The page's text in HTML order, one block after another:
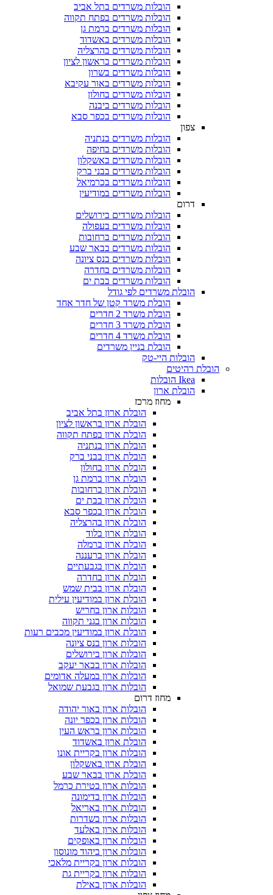
הובלות משרדים בתל אביב
הובלות משרדים בפתח תקווה
הובלות משרדים ברמת גן
הובלות משרדים באשדוד
הובלות משרדים בהרצליה
הובלות משרדים בראשון לציון
הובלות משרדים בשרון
הובלות משרדים באור עקיבא
הובלות משרדים בחולון
הובלות משרדים ביבנה
הובלות משרדים בכפר סבא
צפון
הובלות משרדים בנתניה
הובלות משרדים בחיפה
הובלות משרדים באשקלון
הובלות משרדים בבני ברק
הובלות משרדים בכרמיאל
הובלות משרדים במודיעין
דרום
הובלות משרדים בירושלים
הובלות משרדים בעפולה
הובלות משרדים ברחובות
הובלות משרדים בבאר שבע
הובלות משרדים בנס ציונה
הובלות משרדים בחדרה
הובלות משרדים בבת ים
הובלת משרדים לפי גודל
הובלת משרד קטן של חדר אחד
הובלת משרד 2 חדרים
הובלת משרד 3 חדרים
הובלת משרד 4 חדרים
הובלת בניין משרדים
הובלות היי-טק
הובלת רהיטים
Ikea הובלות
הובלת ארון
מחוז מרכז
הובלת ארון בתל אביב
הובלת ארון בראשון לציון
הובלת ארון בפתח תקווה
הובלת ארון בנתניה
הובלת ארון בבני ברק
הובלת ארון בחולון
הובלת ארון ברמת גן
הובלת ארון ברחובות
הובלת ארון בבת ים
הובלת ארון בכפר סבא
הובלת ארון בהרצליה
הובלת ארון בלוד
הובלת ארון ברמלה
הובלת ארון ברעננה
הובלת ארון בגבעתיים
הובלת ארון בחדרה
הובלת ארון בבית שמש
הובלת ארון במודיעין עילית
הובלות ארון בחריש
הובלות ארון בגני תקווה
הובלת ארון במודיעין מכבים רעות
הובלות ארון בנס ציונה
הובלות ארון בירושלים
הובלות ארון בבאר יעקב
הובלות ארון במעלה אדומים
הובלות ארון בגבעת שמואל
מחוז דרום
הובלות ארון באור יהודה
הובלות ארון בכפר יונה
הובלות ארון בראש העין
הובלת ארון באשדוד
הובלות ארון בקריית אונו
הובלת ארון באשקלון
הובלת ארון בבאר שבע
הובלות ארון בטירת כרמל
הובלות ארון בדימונה
הובלות ארון באריאל
הובלות ארון בשדרות
הובלות ארון באלעד
הובלות ארון באופקים
הובלות ארון ביהוד מונוסון
הובלות ארון בקריית מלאכי
הובלות ארון בקריית גת
הובלות ארון באילת